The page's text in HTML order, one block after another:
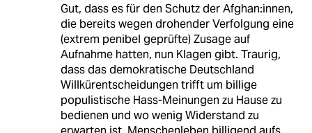
Gut, dass es für den Schutz der Afghan:innen,
die bereits wegen drohender Verfolgung eine
(extrem penibel geprüfte) Zusage auf
Aufnahme hatten, nun Klagen gibt. Traurig,
dass das demokratische Deutschland
Willkürentscheidungen trifft um billige
populistische Hass-Meinungen zu Hause zu
bedienen und wo wenig Widerstand zu